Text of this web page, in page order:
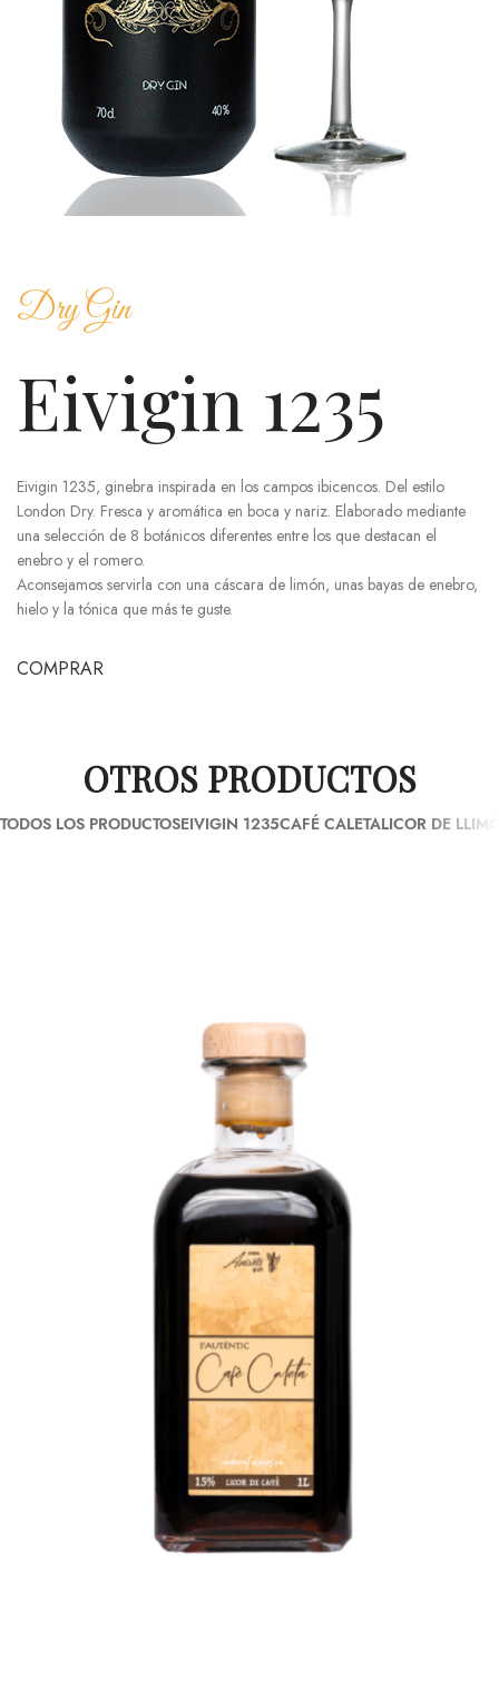
Dry Gin
Eivigin 1235
Eivigin 1235, ginebra inspirada en los campos ibicencos. Del estilo
London Dry. Fresca y aromática en boca y nariz. Elaborado mediante
una selección de 8 botánicos diferentes entre los que destacan el
enebro y el romero.
Aconsejamos servirla con una cáscara de limón, unas bayas de enebro,
hielo y la tónica que más te guste.
COMPRAR
OTROS PRODUCTOS
TODOS LOS PRODUCTOSEIVIGIN 1235CAFÉ CALETALICOR DE